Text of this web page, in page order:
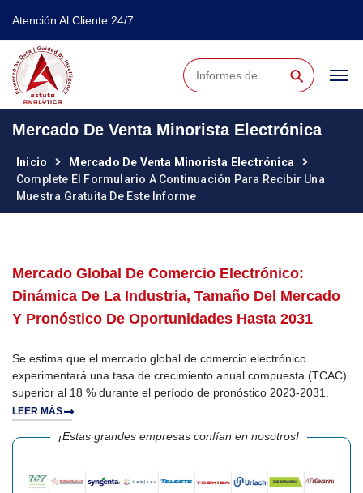
Atención Al Cliente 24/7
⚲
Mercado De Venta Minorista Electrónica
Inicio
Mercado De Venta Minorista Electrónica
Complete El Formulario A Continuación Para Recibir Una
Muestra Gratuita De Este Informe
Mercado Global De Comercio Electrónico:
Dinámica De La Industria, Tamaño Del Mercado
Y Pronóstico De Oportunidades Hasta 2031
Se estima que el mercado global de comercio electrónico
experimentará una tasa de crecimiento anual compuesta (TCAC)
superior al 18 % durante el período de pronóstico 2023-2031.
LEER MÁS
¡Estas grandes empresas confían en nosotros!